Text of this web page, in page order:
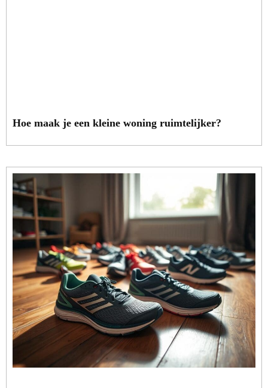
Hoe maak je een kleine woning ruimtelijker?